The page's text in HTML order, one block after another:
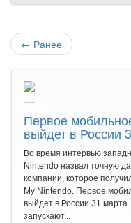
← Ранее
Первое
выйдет в России
Во время интервью
Nintendo назвал точную
компании, которое
My Nintendo. Первое
выйдет в России 31
запускают...